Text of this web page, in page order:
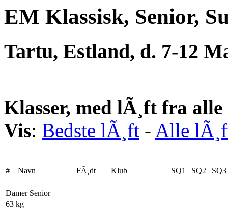
EM Klassisk, Senior,
Tartu, Estland, d. 7-12
Klasser, med lÃ¸ft fra
Vis: Bedste lÃ¸ft - Alle
# Navn FÃ¸dt Klub SQ1 SQ2 SQ3
Damer Senior
63 kg